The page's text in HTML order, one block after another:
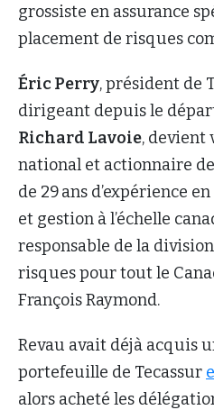
grossiste en assurance
placement de risques
Éric Perry, président de
dirigeant depuis le
Richard Lavoie, devient
national et actionnaire
de 29 ans d’expérience
et gestion à l’échelle
responsable de la
risques pour tout le
François Raymond.
Revau avait déjà acquis
portefeuille de Tecassur
alors acheté les